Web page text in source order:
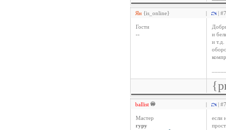
Ян {is_online} | |
Гости
--
и
и т.д.
ballist | |
Мастер
гуру
если